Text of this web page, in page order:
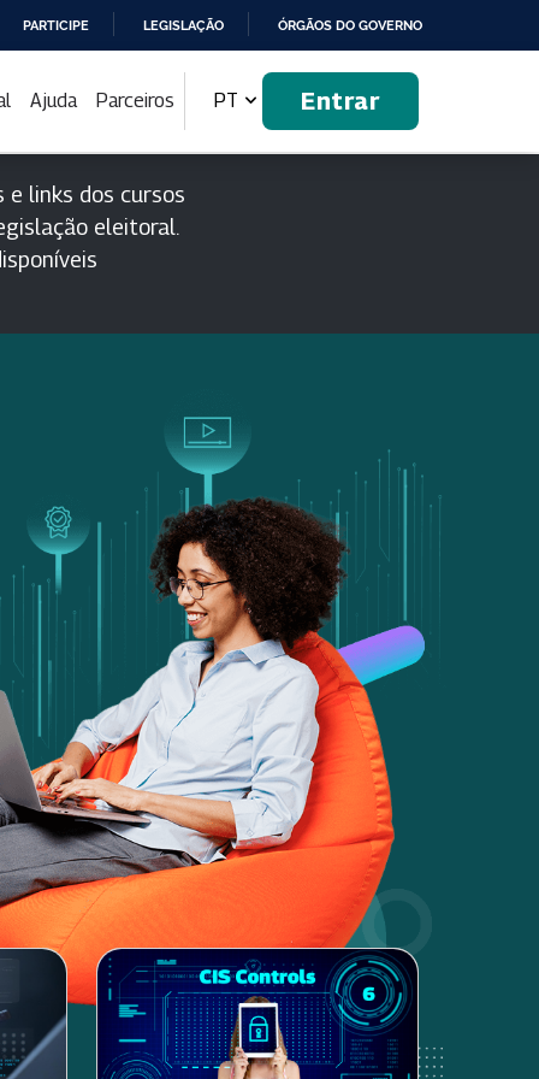
PARTICIPE LEGISLAÇÃO ÓRGÃOS DO GOVERNO
Ajuda Parceiros PT Entrar
e links dos cursos
eleitoral.